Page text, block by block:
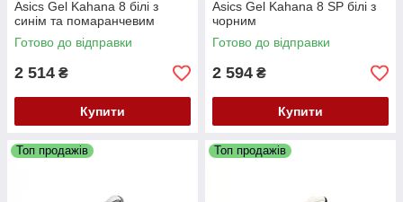
Asics Gel Kahana 8 білі з
синім та помаранчевим
Готово до відправки
2 514 ₴
Купити
Asics Gel Kahana 8 SP білі з
чорним
Готово до відправки
2 594 ₴
Купити
Топ продажів Топ продажів